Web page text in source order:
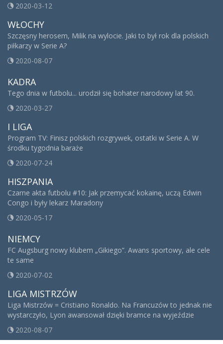
2020-03-12
WŁOCHY
Szczęsny herosem, Milik na wylocie. Jaki to był rok dla polskich
piłkarzy w Serie A?
2020-08-07
KADRA
Tego dnia w futbolu... urodził się bohater narodowy lat 90.
2020-03-27
I LIGA
Program TV: Finisz polskich rozgrywek, ostatki w Serie A. W
środku tygodnia baraże
2020-07-24
HISZPANIA
Czarne akta futbolu #10: Jak przemycać kokainę, uczą Edwin
Congo i były lekarz Maradony
2020-05-17
NIEMCY
FC Augsburg nowy klubem „Gikiego”. Awans sportowy, ale cele
te same
2020-07-02
LIGA MISTRZÓW
Liga Mistrzów = Cristiano Ronaldo. Na Francuzów to jednak nie
wystarczyło, Lyon awansował dzięki bramce na wyjeździe
2020-08-07